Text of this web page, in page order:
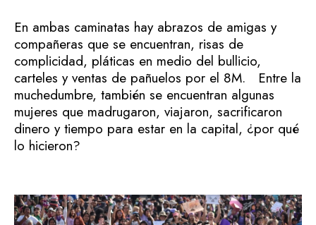
En ambas caminatas hay abrazos de amigas y
compañeras que se encuentran, risas de
complicidad, pláticas en medio del bullicio,
carteles y ventas de pañuelos por el 8M. Entre la
muchedumbre, también se encuentran algunas
mujeres que madrugaron, viajaron, sacrificaron
dinero y tiempo para estar en la capital, ¿por qué
lo hicieron?